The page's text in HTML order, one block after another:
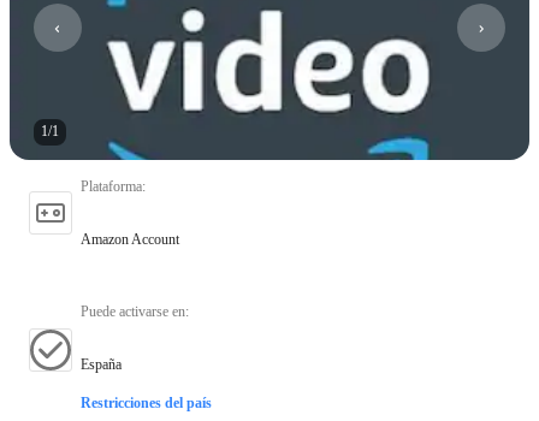
1/1
Plataforma:
Amazon Account
Puede activarse en:
España
Restricciones del país